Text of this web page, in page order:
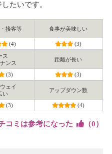
たいです。
接客等 食事が美味しい
(4) (3)
ス
ンス
距離が長い
(3) (3)
ェイ
い
アップダウン数
(3) (4)
コミは参考になった （0）